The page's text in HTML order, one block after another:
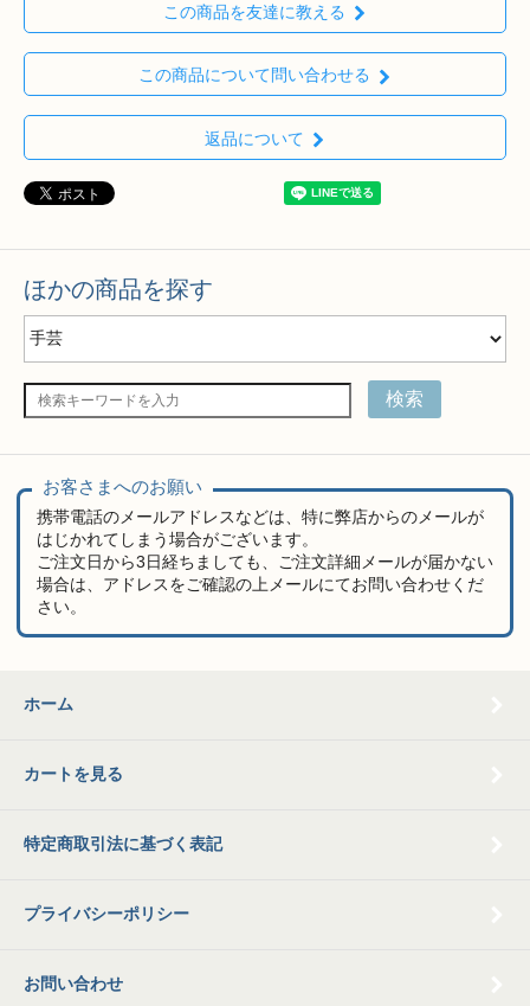
この商品を友達に教える
この商品について問い合わせる
返品について
ほかの商品を探す
検索
お客さまへのお願い
携帯電話のメールアドレスなどは、特に弊店からのメールが
はじかれてしまう場合がございます。
ご注文日から3日経ちましても、ご注文詳細メールが届かない
場合は、アドレスをご確認の上メールにてお問い合わせくだ
さい。
ホーム
カートを見る
特定商取引法に基づく表記
プライバシーポリシー
お問い合わせ